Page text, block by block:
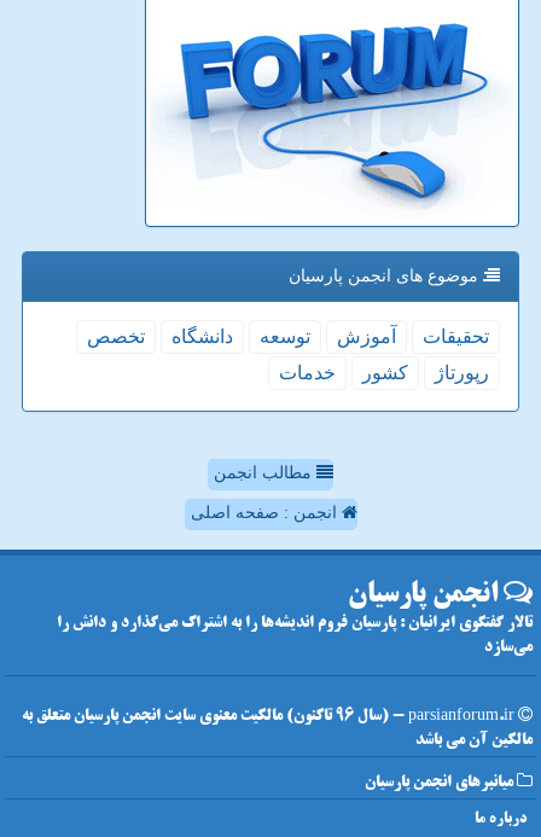
موضوع های انجمن پارسیان
تحقیقات آموزش توسعه دانشگاه
تخصص
رپورتاژ
كشور خدمات
مطالب انجمن
انجمن : صفحه اصلی
انجمن پارسیان
تالار گفتگوی ایرانیان : پارسیان فروم اندیشه‌ها را به اشتراک می‌گذارد و دانش را
می‌سازد
parsianforum.ir - (سال 96 تاکنون) مالکیت معنوی سایت انجمن پارسیان متعلق به
مالکین آن می باشد
میانبرهای انجمن پارسیان
درباره ما